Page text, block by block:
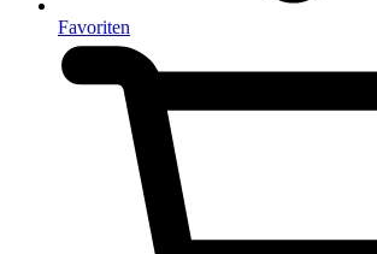
Favoriten